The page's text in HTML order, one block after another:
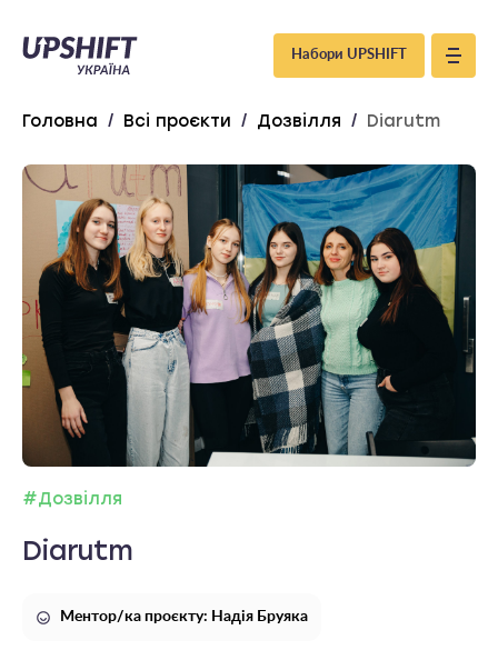
Upshift
–
Україна
Набори UPSHIFT
Головна / Всі проєкти / Дозвілля / Diarutm
#Дозвілля
Diarutm
Ментор/ка проєкту: Надія Бруяка